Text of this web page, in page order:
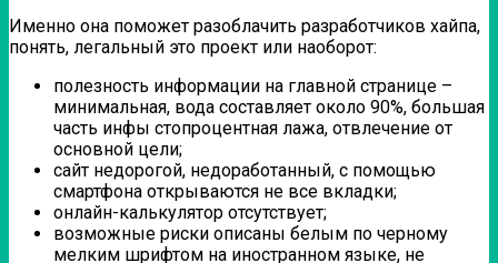
Именно она поможет разоблачить разработчиков хайпа,
понять, легальный это проект или наоборот:
полезность информации на главной странице –
минимальная, вода составляет около 90%, большая
часть инфы стопроцентная лажа, отвлечение от
основной цели;
сайт недорогой, недоработанный, с помощью
смартфона открываются не все вкладки;
онлайн-калькулятор отсутствует;
возможные риски описаны белым по черному
мелким шрифтом на иностранном языке, не